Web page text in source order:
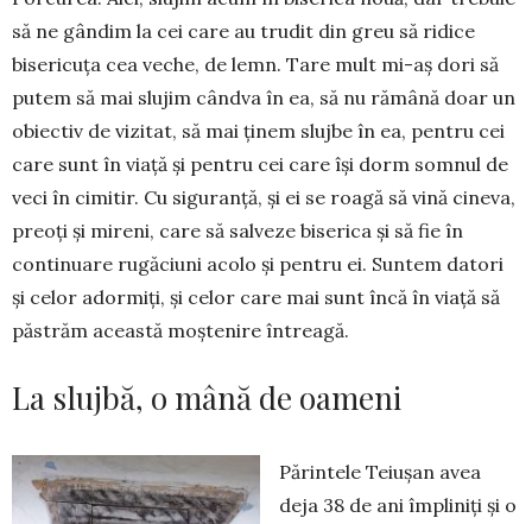
să ne gândim la cei care au trudit din greu să ridice
bisericuța cea veche, de lemn. Tare mult mi-aș dori să
putem să mai slujim când­va în ea, să nu rămână doar un
obiectiv de vizitat, să mai ținem slujbe în ea, pentru cei
care sunt în viață și pentru cei care își dorm somnul de
veci în cimitir. Cu siguranță, și ei se roagă să vină cineva,
preoți și mireni, care să salveze biserica și să fie în
continuare rugăciuni acolo și pentru ei. Suntem datori
și celor adormiți, și celor care mai sunt încă în viață să
păstrăm această moștenire întreagă.
La slujbă, o mână de oameni
Părintele Teiușan avea
deja 38 de ani împliniți și o